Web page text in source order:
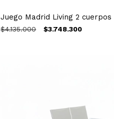
Juego Madrid Living 2 cuerpos
$4.135.000 $3.748.300